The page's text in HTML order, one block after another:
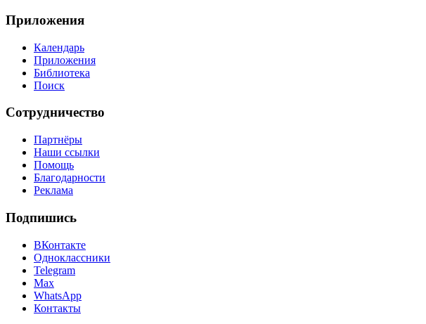
Приложения
Календарь
Приложения
Библиотека
Поиск
Сотрудничество
Партнёры
Наши ссылки
Помощь
Благодарности
Реклама
Подпишись
ВКонтакте
Одноклассники
Telegram
Max
WhatsApp
Контакты